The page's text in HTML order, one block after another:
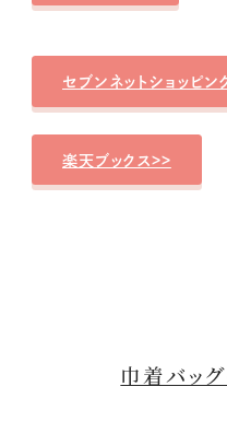
セブンネットショッピン
楽天ブックス>>
巾着バッ